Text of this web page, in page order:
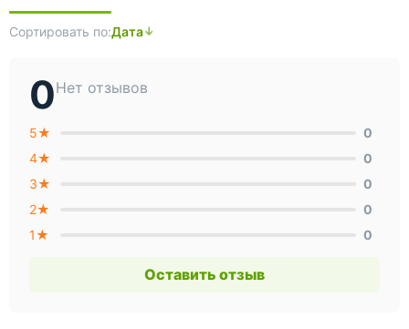
Сортировать по:Дата
0Нет отзывов
5★
0
4★
0
3★
0
2★
0
1★
0
Оставить отзыв